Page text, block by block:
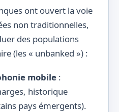
ont ouvert la voie
non traditionnelles,
des populations
(les « unbanked ») :
mobile :
historique
pays émergents).